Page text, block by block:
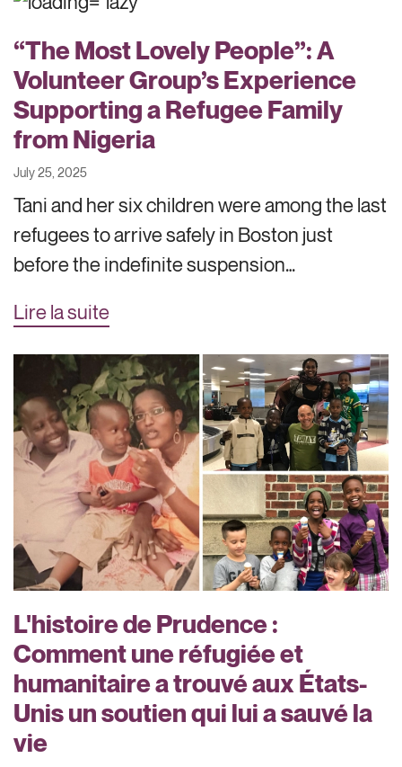
“The Most Lovely People”: A
Volunteer Group’s Experience
Supporting a Refugee Family
from Nigeria
July 25, 2025
Tani and her six children were among the last
refugees to arrive safely in Boston just
before the indefinite suspension…
Lire la suite
L'histoire de Prudence :
Comment une réfugiée et
humanitaire a trouvé aux États-
Unis un soutien qui lui a sauvé la
vie